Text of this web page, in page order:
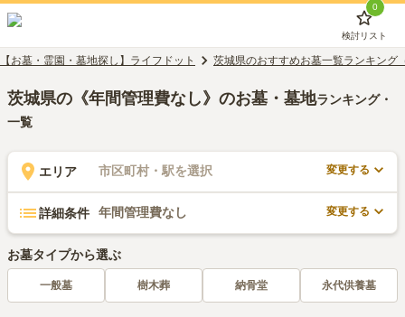
0
検討リスト
【お墓・霊園・墓地探し】ライフドット 茨城県のおすすめお墓一覧ランキング
茨城県の《年間管理費なし》のお墓・墓地ランキング・
一覧
エリア 市区町村・駅を選択 変更する
詳細条件 年間管理費なし 変更する
お墓タイプから選ぶ
一般墓 樹木葬 納骨堂 永代供養墓